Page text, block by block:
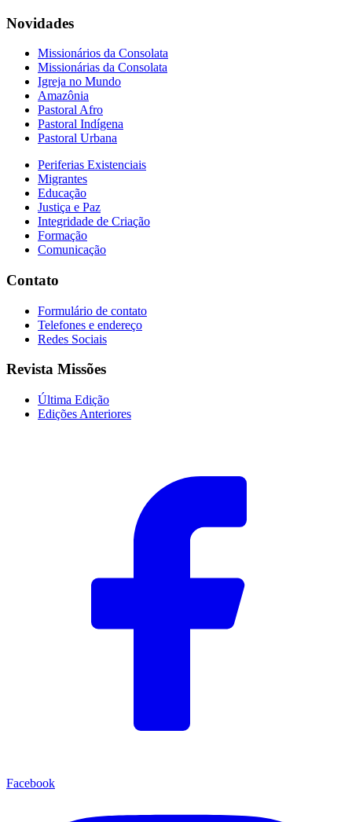
Novidades
Missionários da Consolata
Missionárias da Consolata
Igreja no Mundo
Amazônia
Pastoral Afro
Pastoral Indígena
Pastoral Urbana
Periferias Existenciais
Migrantes
Educação
Justiça e Paz
Integridade de Criação
Formação
Comunicação
Contato
Formulário de contato
Telefones e endereço
Redes Sociais
Revista Missões
Última Edição
Edições Anteriores
Facebook